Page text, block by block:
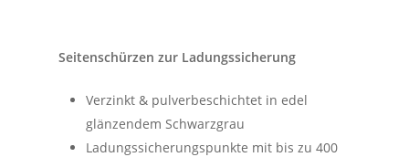
Seitenschürzen zur Ladungssicherung
Verzinkt & pulverbeschichtet in edel
glänzendem Schwarzgrau
Ladungssicherungspunkte mit bis zu 400